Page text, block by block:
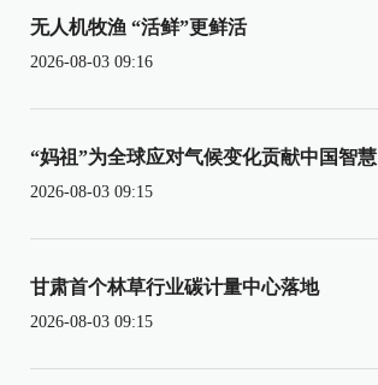
无人机牧渔 “活鲜”更鲜活
2026-08-03 09:16
“妈祖”为全球应对气候变化贡献中国智慧
2026-08-03 09:15
甘肃首个林草行业碳计量中心落地
2026-08-03 09:15